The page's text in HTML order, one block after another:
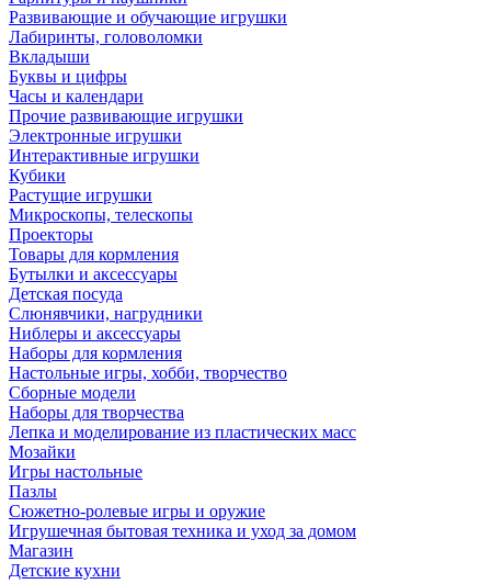
Развивающие и обучающие игрушки
Лабиринты, головоломки
Вкладыши
Буквы и цифры
Часы и календари
Прочие развивающие игрушки
Электронные игрушки
Интерактивные игрушки
Кубики
Растущие игрушки
Микроскопы, телескопы
Проекторы
Товары для кормления
Бутылки и аксессуары
Детская посуда
Слюнявчики, нагрудники
Ниблеры и аксессуары
Наборы для кормления
Настольные игры, хобби, творчество
Сборные модели
Наборы для творчества
Лепка и моделирование из пластических масс
Мозайки
Игры настольные
Пазлы
Сюжетно-ролевые игры и оружие
Игрушечная бытовая техника и уход за домом
Магазин
Детские кухни